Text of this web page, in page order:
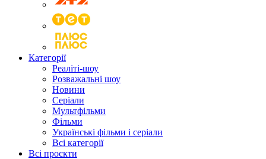
Категорії
Реаліті-шоу
Розважальні шоу
Новини
Серіали
Мультфільми
Фільми
Українські фільми і серіали
Всі категорії
Всі проєкти